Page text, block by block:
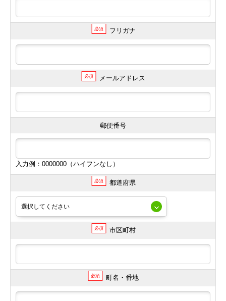
必須 フリガナ
必須 メールアドレス
郵便番号
入力例：0000000（ハイフンなし）
必須 都道府県
必須 市区町村
必須 町名・番地